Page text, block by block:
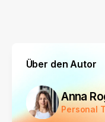
Über den Autor
Anna
Personal